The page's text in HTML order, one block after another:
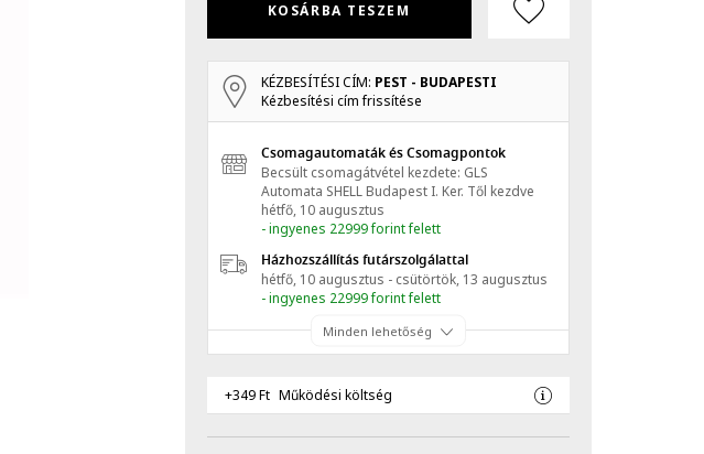
KOSÁRBA TESZEM
KÉZBESÍTÉSI CÍM: PEST - BUDAPESTI
Kézbesítési cím frissítése
Csomagautomaták és Csomagpontok
Becsült csomagátvétel kezdete: GLS
Automata SHELL Budapest I. Ker. Től kezdve
hétfő, 10 augusztus
- ingyenes 22999 forint felett
Házhozszállítás futárszolgálattal
hétfő, 10 augusztus - csütörtök, 13 augusztus
- ingyenes 22999 forint felett
Minden lehetőség
+349 Ft Működési költség